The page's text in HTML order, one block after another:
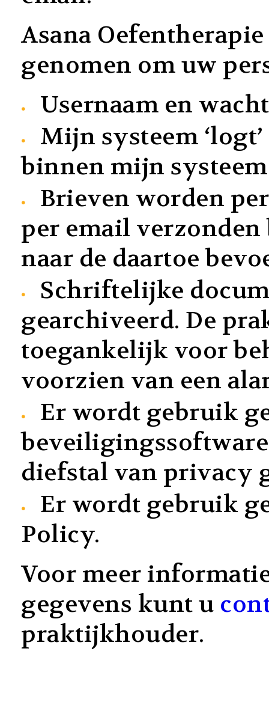
Asana
genomen om uw
Usernaam en
Mijn systeem
binnen mijn
Brieven worden
per email
naar de daartoe
Schriftelijke
gearchiveerd. De
toegankelijk voor
voorzien van een
Er wordt gebruik
diefstal van privacy
Er wordt gebruik
Policy.
Voor meer
gegevens kunt u
praktijkhouder.